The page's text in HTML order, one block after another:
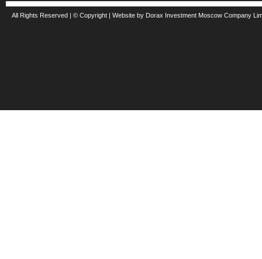
All Rights Reserved | © Copyright | Website by Dorax Investment Moscow Company